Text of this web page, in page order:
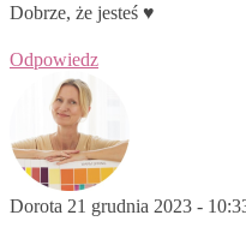
Dobrze, że jesteś ♥️
Odpowiedz
Dorota 21 grudnia 2023 -